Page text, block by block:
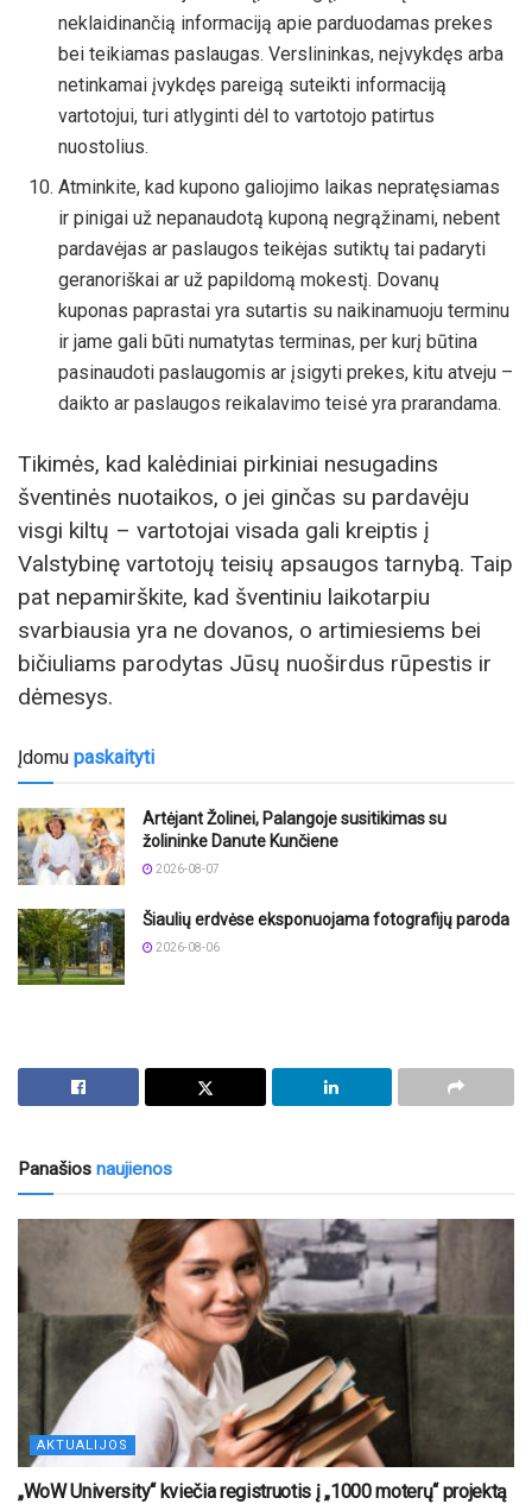
neklaidinančią informaciją apie parduodamas prekes
bei teikiamas paslaugas. Verslininkas, neįvykdęs arba
netinkamai įvykdęs pareigą suteikti informaciją
vartotojui, turi atlyginti dėl to vartotojo patirtus
nuostolius.
Atminkite, kad kupono galiojimo laikas nepratęsiamas
ir pinigai už nepanaudotą kuponą negrąžinami, nebent
pardavėjas ar paslaugos teikėjas sutiktų tai padaryti
geranoriškai ar už papildomą mokestį. Dovanų
kuponas paprastai yra sutartis su naikinamuoju terminu
ir jame gali būti numatytas terminas, per kurį būtina
pasinaudoti paslaugomis ar įsigyti prekes, kitu atveju –
daikto ar paslaugos reikalavimo teisė yra prarandama.
Tikimės, kad kalėdiniai pirkiniai nesugadins
šventinės nuotaikos, o jei ginčas su pardavėju
visgi kiltų – vartotojai visada gali kreiptis į
Valstybinę vartotojų teisių apsaugos tarnybą. Taip
pat nepamirškite, kad šventiniu laikotarpiu
svarbiausia yra ne dovanos, o artimiesiems bei
bičiuliams parodytas Jūsų nuoširdus rūpestis ir
dėmesys.
Įdomu paskaityti
Artėjant Žolinei, Palangoje susitikimas su
žolininke Danute Kunčiene
2026-08-07
Šiaulių erdvėse eksponuojama fotografijų paroda
2026-08-06
Panašios naujienos
AKTUALIJOS
„WoW University“ kviečia registruotis į „1000 moterų“ projektą